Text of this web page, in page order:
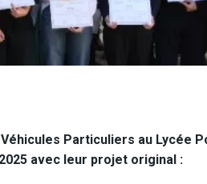
Particuliers au Lycée
avec leur projet original :